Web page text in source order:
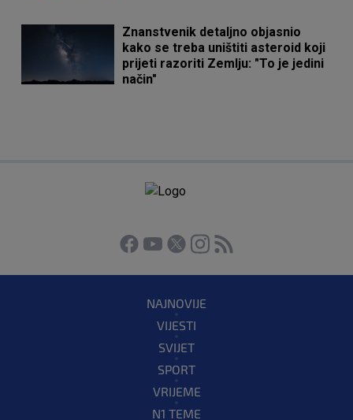
Znanstvenik detaljno objasnio
kako se treba uništiti asteroid koji
prijeti razoriti Zemlju: "To je jedini
način"
NAJNOVIJE
VIJESTI
SVIJET
SPORT
VRIJEME
N1 TEME